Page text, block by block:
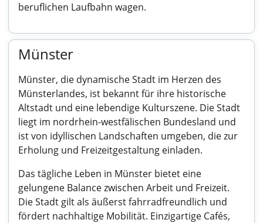
beruflichen Laufbahn wagen.
Münster
Münster, die dynamische Stadt im Herzen des
Münsterlandes, ist bekannt für ihre historische
Altstadt und eine lebendige Kulturszene. Die Stadt
liegt im nordrhein-westfälischen Bundesland und
ist von idyllischen Landschaften umgeben, die zur
Erholung und Freizeitgestaltung einladen.
Das tägliche Leben in Münster bietet eine
gelungene Balance zwischen Arbeit und Freizeit.
Die Stadt gilt als äußerst fahrradfreundlich und
fördert nachhaltige Mobilität. Einzigartige Cafés,